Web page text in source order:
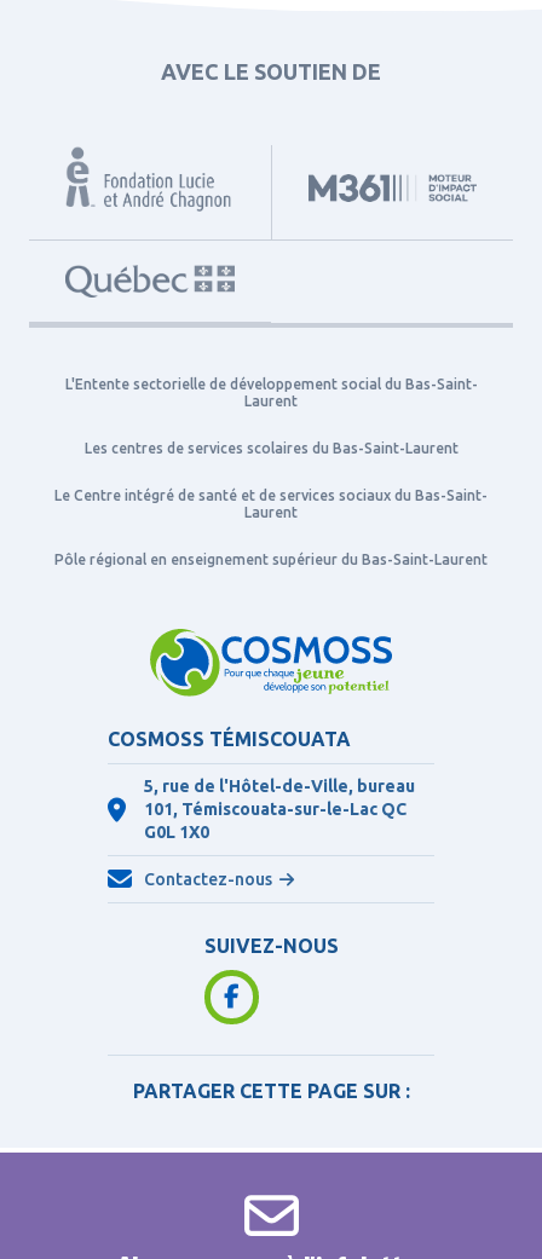
AVEC LE SOUTIEN DE
L'Entente sectorielle de développement social du Bas-Saint-
Laurent
Les centres de services scolaires du Bas-Saint-Laurent
Le Centre intégré de santé et de services sociaux du Bas-Saint-
Laurent
Pôle régional en enseignement supérieur du Bas-Saint-Laurent
COSMOSS TÉMISCOUATA
5, rue de l'Hôtel-de-Ville, bureau
101, Témiscouata-sur-le-Lac QC
G0L 1X0
Contactez-nous
SUIVEZ-NOUS
PARTAGER CETTE PAGE SUR :